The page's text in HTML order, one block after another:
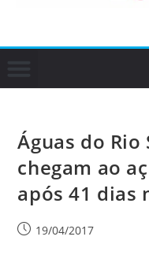
Águas do Rio
chegam ao
após 41 dias
19/04/2017